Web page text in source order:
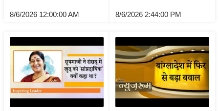
य
यं
ग
या
सा
8/6/2026 12:00:00 AM 8/6/2026 2:44:00 PM